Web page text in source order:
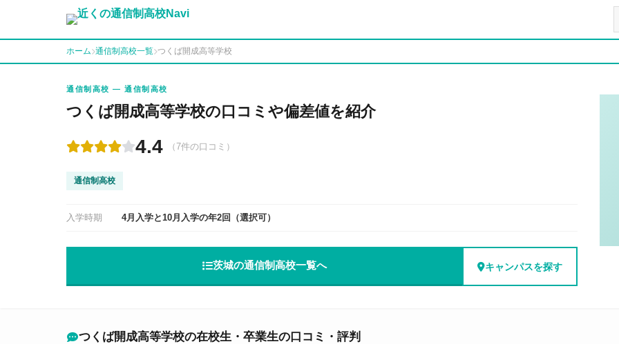
ホーム 通信制高校一覧 つくば開成高等学校
通信制高校 — 通信制高校
つくば開成高等学校の口コミや偏差値を紹介
4.4 （7件の口コミ）
通信制高校
入学時期 4月入学と10月入学の年2回（選択可）
茨城の通信制高校一覧へ キャンパスを探す
つくば開成高等学校の在校生・卒業生の口コミ・評判